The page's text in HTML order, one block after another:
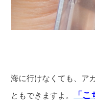
海に行けなくても、ア
ともできますよ。 「